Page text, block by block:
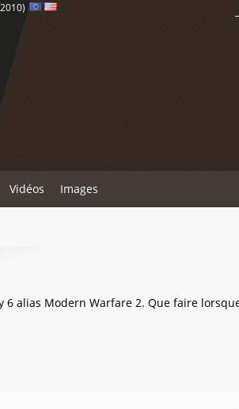
Vidéos Images
alias Modern Warfare 2. Que faire